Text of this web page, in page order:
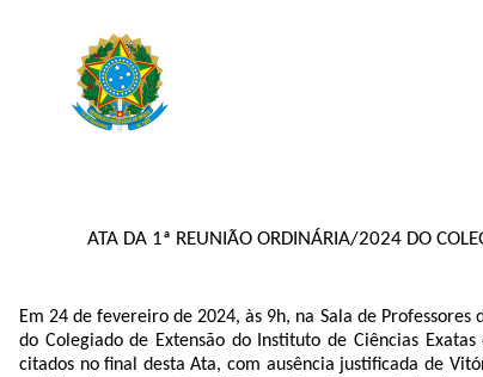
ATA DA 1ª REUNIÃO ORDINÁRIA/2024 DO
Em 24 de fevereiro de 2024, às 9h, na Sala de
do Colegiado de Extensão do Instituto de Ciências
citados no final desta Ata, com ausência justificada de